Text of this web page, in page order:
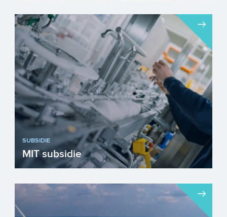
Met de WBSO kunnen innovatieve
bedrijven de loonkosten en andere kosten
en uitgaven voor R&D-pro...
SUBSIDIE
MIT subsidie
De MIT ondersteunt mkb'ers bij het
opzetten van innovatieve projecten. Van